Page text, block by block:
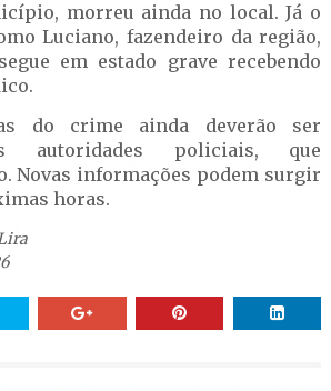
morreu ainda no local. Já o
Luciano, fazendeiro da região,
em estado grave recebendo
do crime ainda deverão ser
autoridades policiais, que
Novas informações podem surgir
horas.